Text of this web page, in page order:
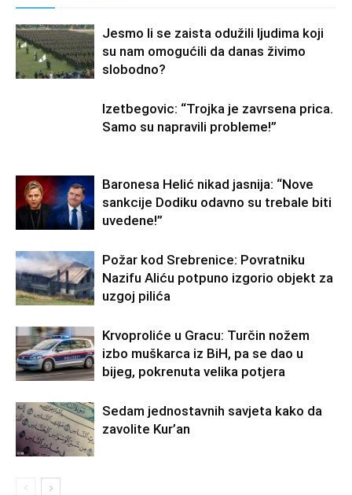
Jesmo li se zaista odužili ljudima koji
su nam omogućili da danas živimo
slobodno?
Izetbegovic: “Trojka je zavrsena prica.
Samo su napravili probleme!”
Baronesa Helić nikad jasnija: “Nove
sankcije Dodiku odavno su trebale biti
uvedene!”
Požar kod Srebrenice: Povratniku
Nazifu Aliću potpuno izgorio objekt za
uzgoj pilića
Krvoproliće u Gracu: Turčin nožem
izbo muškarca iz BiH, pa se dao u
bijeg, pokrenuta velika potjera
Sedam jednostavnih savjeta kako da
zavolite Kur’an